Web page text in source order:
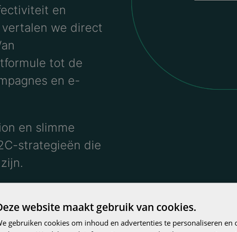
en
we direct
tot de
en e-
en slimme
strategieën die
website maakt gebruik van cookies.
gebruiken cookies om inhoud en advertenties te personaliseren en